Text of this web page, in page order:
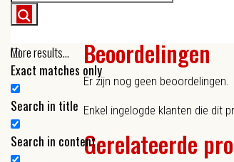
More results...
Exact matches only
Search in title
Search in content
Beoordelingen
Er zijn nog geen beoordelingen.
Enkel ingelogde klanten die dit
Gerelateerde